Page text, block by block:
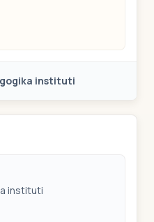
instituti
instituti